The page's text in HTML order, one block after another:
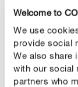
Welcome to
We use
provide social
We also share
with our social
partners who